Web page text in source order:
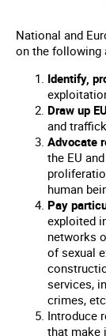
National and
on the following
Identify,
Draw up
and
Advocate
the EU
human
Pay
exploited
networks
of sexual
services,
crimes,
Introduce
that make